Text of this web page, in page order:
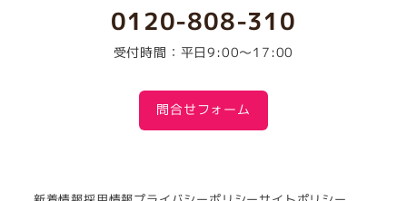
0120-808-310
受付時間：平日9:00～17:00
問合せフォーム